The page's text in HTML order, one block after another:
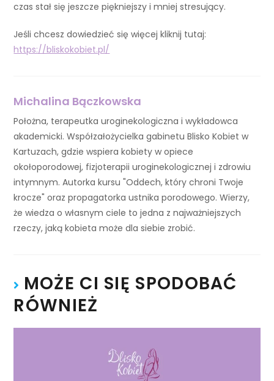
czas stał się jeszcze piękniejszy i mniej stresujący.
Jeśli chcesz dowiedzieć się więcej kliknij tutaj:
https://bliskokobiet.pl/
Michalina Bączkowska
Położna, terapeutka uroginekologiczna i wykładowca
akademicki. Współzałożycielka gabinetu Blisko Kobiet w
Kartuzach, gdzie wspiera kobiety w opiece
okołoporodowej, fizjoterapii uroginekologicznej i zdrowiu
intymnym. Autorka kursu "Oddech, który chroni Twoje
krocze" oraz propagatorka ustnika porodowego. Wierzy,
że wiedza o własnym ciele to jedna z najważniejszych
rzeczy, jaką kobieta może dla siebie zrobić.
MOŻE CI SIĘ SPODOBAĆ
RÓWNIEŻ